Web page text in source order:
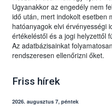
Ugyanakkor az engedély nem
idő után, mert indokolt esetben
hatóanyagok elvi érvényességi
értékeléstől és a jogi helyzettől
Az adatbázisainkat
rendszeresen ellenőrizni őket.
Friss hírek
2026. augusztus 7, péntek